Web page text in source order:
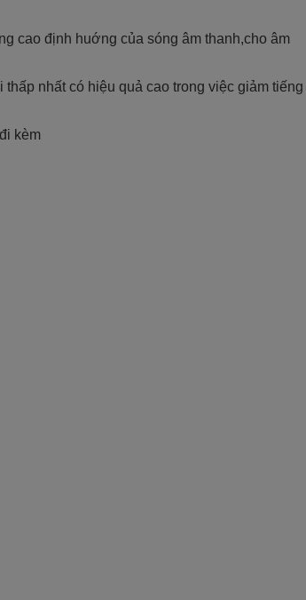
cao định huớng của sóng âm thanh,cho âm
nhất có hiệu quả cao trong việc giảm tiếng
kèm